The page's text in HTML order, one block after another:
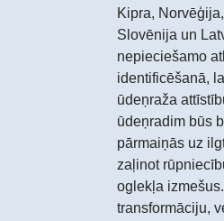
Kipra,
Slovēnija un
nepieciešamo
identificēšanā,
ūdeņraža
ūdeņradim būs
pārmaiņās uz
zaļinot
oglekļa
transformāciju,